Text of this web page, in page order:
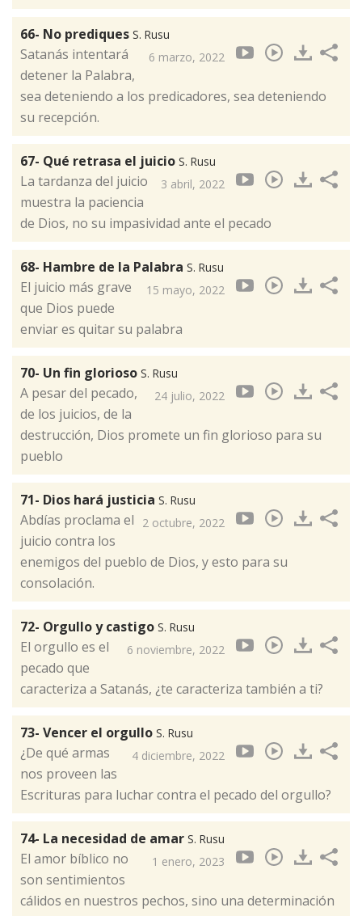
66- No prediques S. Rusu
6 marzo, 2022
Satanás intentará
detener la Palabra,
sea deteniendo a los predicadores, sea deteniendo
su recepción.
67- Qué retrasa el juicio S. Rusu
3 abril, 2022
La tardanza del juicio
muestra la paciencia
de Dios, no su impasividad ante el pecado
68- Hambre de la Palabra S. Rusu
15 mayo, 2022
El juicio más grave
que Dios puede
enviar es quitar su palabra
70- Un fin glorioso S. Rusu
24 julio, 2022
A pesar del pecado,
de los juicios, de la
destrucción, Dios promete un fin glorioso para su
pueblo
71- Dios hará justicia S. Rusu
2 octubre, 2022
Abdías proclama el
juicio contra los
enemigos del pueblo de Dios, y esto para su
consolación.
72- Orgullo y castigo S. Rusu
6 noviembre, 2022
El orgullo es el
pecado que
caracteriza a Satanás, ¿te caracteriza también a ti?
73- Vencer el orgullo S. Rusu
4 diciembre, 2022
¿De qué armas
nos proveen las
Escrituras para luchar contra el pecado del orgullo?
74- La necesidad de amar S. Rusu
1 enero, 2023
El amor bíblico no
son sentimientos
cálidos en nuestros pechos, sino una determinación